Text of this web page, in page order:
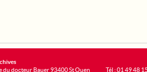
du docteur Bauer 93400 St Ouen
Tél : 01 49 48